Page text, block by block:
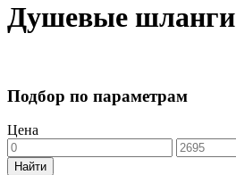
Душевые шланги
Подбор по параметрам
Цена